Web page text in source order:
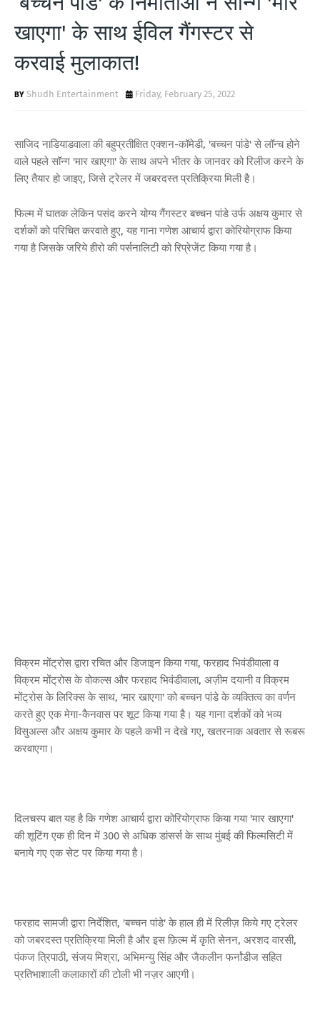
T
S
खाएगा' के साथ ईविल गैंगस्टर से
करवाई मुलाकात!
Shudh Entertainment Friday, February 25, 2022
साजिद नाडियाडवाला की बहुप्रतीक्षित एक्शन-कॉमेडी, 'बच्चन पांडे' से लॉन्च होने
वाले पहले सॉन्ग 'मार खाएगा' के साथ अपने भीतर के जानवर को रिलीज करने के
लिए तैयार हो जाइए, जिसे ट्रेलर में जबरदस्त प्रतिक्रिया मिली है।
फिल्म में घातक लेकिन पसंद करने योग्य गैंगस्टर बच्चन पांडे उर्फ ​​अक्षय कुमार से
दर्शकों को परिचित करवाते हुए, यह गाना गणेश आचार्य द्वारा कोरियोग्राफ किया
गया है जिसके जरिये हीरो की पर्सनालिटी को रिप्रेजेंट किया गया है।
विक्रम मोंट्रोस द्वारा रचित और डिजाइन किया गया, फरहाद भिवंडीवाला व
विक्रम मोंट्रोस के वोकल्स और फरहाद भिवंडीवाला, अज़ीम दयानी व विक्रम
मोंट्रोस के लिरिक्स के साथ, 'मार खाएगा' को बच्चन पांडे के व्यक्तित्व का वर्णन
करते हुए एक मेगा-कैनवास पर शूट किया गया है। यह गाना दर्शकों को भव्य
विसुअल्स और अक्षय कुमार के पहले कभी न देखे गए, खतरनाक अवतार से रूबरू
करवाएगा।
दिलचस्प बात यह है कि गणेश आचार्य द्वारा कोरियोग्राफ किया गया 'मार खाएगा'
की शूटिंग एक ही दिन में 300 से अधिक डांसर्स के साथ मुंबई की फिल्मसिटी में
बनाये गए एक सेट पर किया गया है।
फरहाद सामजी द्वारा निर्देशित, 'बच्चन पांडे' के हाल ही में रिलीज़ किये गए ट्रेलर
को जबरदस्त प्रतिक्रिया मिली है और इस फ़िल्म में कृति सेनन, अरशद वारसी,
पंकज त्रिपाठी, संजय मिश्रा, अभिमन्यु सिंह और जैकलीन फर्नांडीज सहित
प्रतिभाशाली कलाकारों की टोली भी नज़र आएगी।